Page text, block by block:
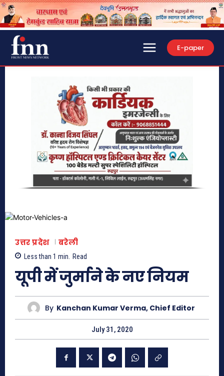
E-paper
उत्तर प्रदेश बरेली
Less than 1 min. Read
यूपी में जुर्माने के नए नियम
By Kanchan Kumar Verma, Chief Editor
July 31, 2020